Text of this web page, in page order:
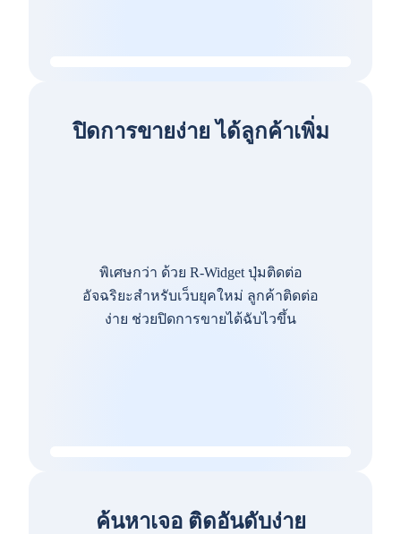
ปิดการขายง่าย ได้ลูกค้าเพิ่ม
พิเศษกว่า ด้วย R-Widget ปุ่มติดต่อ
อัจฉริยะสำหรับเว็บยุคใหม่ ลูกค้าติดต่อ
ง่าย ช่วยปิดการขายได้ฉับไวขึ้น
ค้นหาเจอ ติดอันดับง่าย